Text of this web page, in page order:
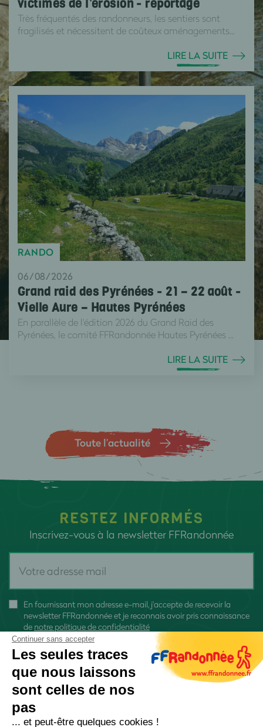
victimes de l’érosion - reportage
Très fréquentés des randonneurs, les sentiers sont
fragilisés et nécessitent de coûteux aménagements...
LIRE LA SUITE
RANDO
06/08/2026
Grand raid des Pyrénées - 21 – 22 août -
Vielle Aure – Hautes Pyrénées
En parallèle de l'édition 2026 du Grand Raid des
Pyrénées, le comité FFRandonnée Hautes Pyrénées ...
LIRE LA SUITE
Toute l’actualité
RESTEZ INFORMÉS
Inscrivez-vous à la newsletter FFRandonnée
En fournissant mon adresse e-mail, j'accepte de recevoir la
newsletter FFRandonnée et je reconnais avoir pris connaissance
de notre politique de confidentialité
Continuer sans accepter
Les seules traces
que nous laissons
sont celles de nos
pas
... et peut-être quelques cookies !